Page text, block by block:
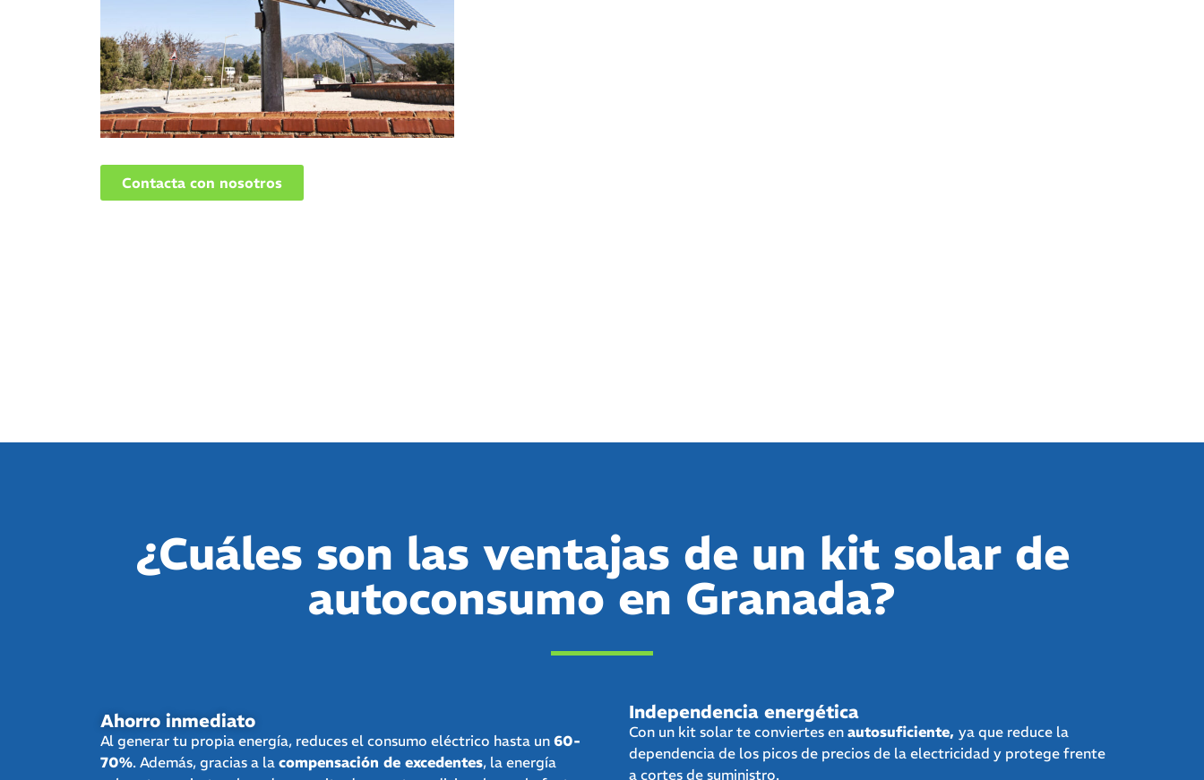
Contacta con nosotros
¿Cuáles son las ventajas de un kit solar de
autoconsumo en Granada?
Ahorro inmediato
Al generar tu propia energía, reduces el consumo eléctrico hasta un 60-
70%. Además, gracias a la compensación de excedentes, la energía
Independencia energética
Con un kit solar te conviertes en autosuficiente, ya que reduce la
dependencia de los picos de precios de la electricidad y protege frente
a cortes de suministro.